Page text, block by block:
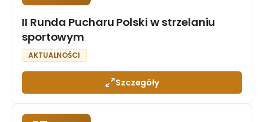
II Runda Pucharu Polski w strzelaniu
sportowym
AKTUALNOŚCI
Szczegóły